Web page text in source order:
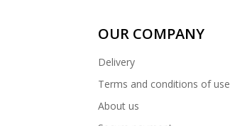
OUR COMPANY
Delivery
Terms and conditions of use
About us